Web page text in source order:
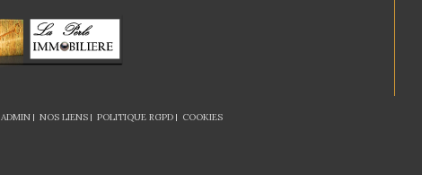
ADMIN NOS LIENS POLITIQUE RGPD COOKIES